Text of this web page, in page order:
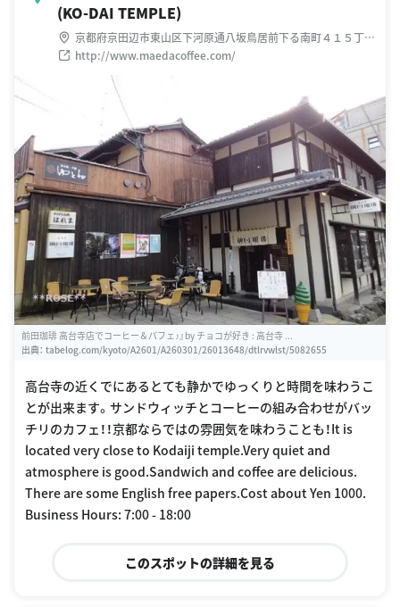
(KO-DAI TEMPLE)
京都府京田辺市東山区下河原通八坂鳥居前下る南町４１５丁目
２番地
http://www.maedacoffee.com/
前田珈琲 高台寺店でコーヒー＆パフェ♪』by チョコが好き : 高台寺 ...
出典： tabelog.com/kyoto/A2601/A260301/26013648/dtlrvwlst/5082655
高台寺の近くでにあるとても静かでゆっくりと時間を味わうこ
とが出来ます。サンドウィッチとコーヒーの組み合わせがバッ
チリのカフェ！！京都ならではの雰囲気を味わうことも！It is
located very close to Kodaiji temple.Very quiet and
atmosphere is good.Sandwich and coffee are delicious.
There are some English free papers.Cost about Yen 1000.
Business Hours: 7:00 - 18:00
このスポットの詳細を見る